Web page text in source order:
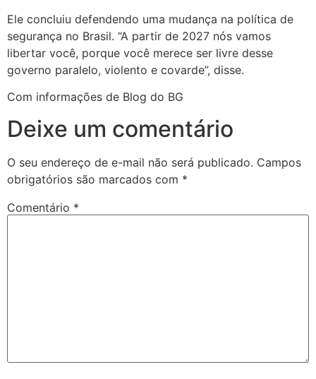
Ele concluiu defendendo uma mudança na política de
segurança no Brasil. “A partir de 2027 nós vamos
libertar você, porque você merece ser livre desse
governo paralelo, violento e covarde”, disse.
Com informações de Blog do BG
Deixe um comentário
O seu endereço de e-mail não será publicado. Campos
obrigatórios são marcados com *
Comentário *